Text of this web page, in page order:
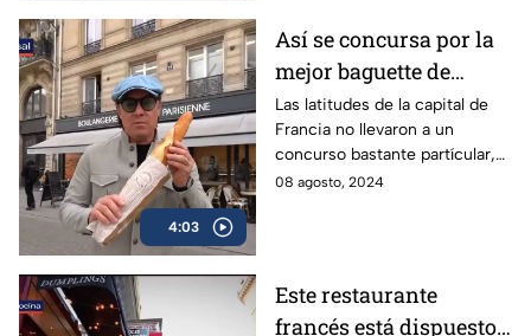
4:03
Así se concursa por la
mejor baguette de
Francia | Pasaporte
Colosal con Toño
Rosique
Las latitudes de la capital de
Francia no llevaron a un
concurso bastante partícular,
en el Pasaporte Colosal con
08 agosto, 2024
Este restaurante
francés está dispuesto